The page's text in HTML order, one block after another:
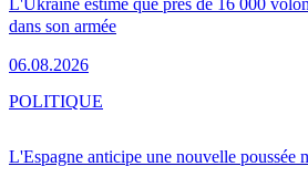
L'Ukraine estime que près de 16 000
dans son armée
06.08.2026
L'Espagne anticipe une nouvelle poussée
POLITIQUE